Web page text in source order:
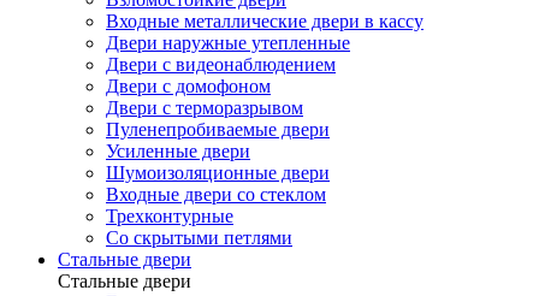
Входные металлические двери в кассу
Двери наружные утепленные
Двери с видеонаблюдением
Двери с домофоном
Двери с терморазрывом
Пуленепробиваемые двери
Усиленные двери
Шумоизоляционные двери
Входные двери со стеклом
Трехконтурные
Со скрытыми петлями
Стальные двери
Стальные двери